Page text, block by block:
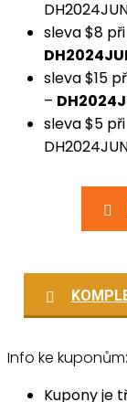
sleva $8
sleva $15
–
sleva $5
Info ke kuponům:
Kupony je